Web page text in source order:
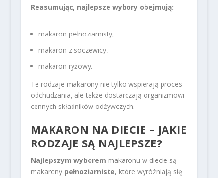
Reasumując, najlepsze wybory obejmują:
makaron pełnoziarnisty,
makaron z soczewicy,
makaron ryżowy.
Te rodzaje makarony nie tylko wspierają proces
odchudzania, ale także dostarczają organizmowi
cennych składników odżywczych.
MAKARON NA DIECIE – JAKIE
RODZAJE SĄ NAJLEPSZE?
Najlepszym wyborem makaronu w diecie są
makarony pełnoziarniste, które wyróżniają się